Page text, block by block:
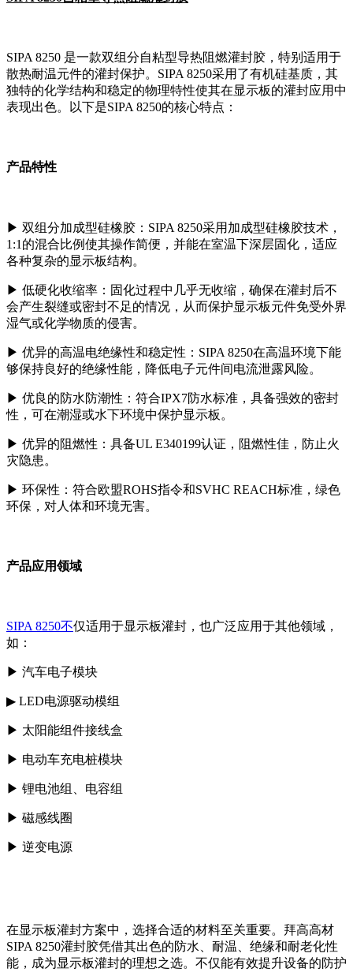
SIPA 8250 是一款双组分自粘型导热阻燃灌封胶，特别适用于
散热耐温元件的灌封保护。SIPA 8250采用了有机硅基质，其
独特的化学结构和稳定的物理特性使其在显示板的灌封应用中
表现出色。以下是SIPA 8250的核心特点：
产品特性
▶ 双组分加成型硅橡胶：SIPA 8250采用加成型硅橡胶技术，
1:1的混合比例使其操作简便，并能在室温下深层固化，适应
各种复杂的显示板结构。
▶ 低硬化收缩率：固化过程中几乎无收缩，确保在灌封后不
会产生裂缝或密封不足的情况，从而保护显示板元件免受外界
湿气或化学物质的侵害。
▶ 优异的高温电绝缘性和稳定性：SIPA 8250在高温环境下能
够保持良好的绝缘性能，降低电子元件间电流泄露风险。
▶ 优良的防水防潮性：符合IPX7防水标准，具备强效的密封
性，可在潮湿或水下环境中保护显示板。
▶ 优异的阻燃性：具备UL E340199认证，阻燃性佳，防止火
灾隐患。
▶ 环保性：符合欧盟ROHS指令和SVHC REACH标准，绿色
环保，对人体和环境无害。
产品应用领域
SIPA 8250不仅适用于显示板灌封，也广泛应用于其他领域，
如：
▶ 汽车电子模块
▶ LED电源驱动模组
▶ 太阳能组件接线盒
▶ 电动车充电桩模块
▶ 锂电池组、电容组
▶ 磁感线圈
▶ 逆变电源
在显示板灌封方案中，选择合适的材料至关重要。拜高高材
SIPA 8250灌封胶凭借其出色的防水、耐温、绝缘和耐老化性
能，成为显示板灌封的理想之选。不仅能有效提升设备的防护